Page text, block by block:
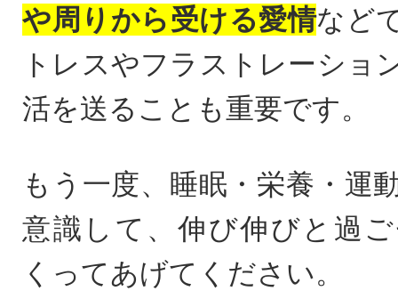
や周りから受ける愛情など
トレスやフラストレーショ
活を送ることも重要です。
もう一度、睡眠・栄養・運
意識して、伸び伸びと過
くってあげてください。